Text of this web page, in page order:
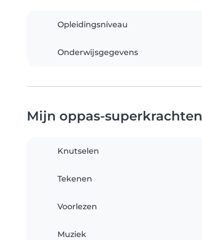
Opleidingsniveau
Onderwijsgegevens
Mijn oppas-superkrachten
Knutselen
Tekenen
Voorlezen
Muziek